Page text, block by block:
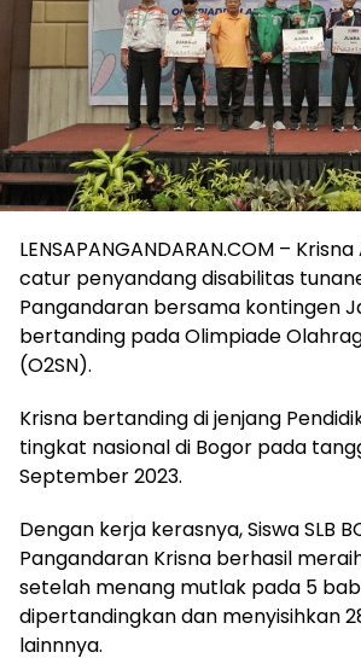
LENSAPANGANDARAN.COM –
catur penyandang disabilitas
Pangandaran bersama kontingen
bertanding pada Olimpiade
(O2SN).
Krisna bertanding di jenjang
tingkat nasional di Bogor pada
September 2023.
Dengan kerja kerasnya, Siswa SLB
Pangandaran Krisna berhasil
setelah menang mutlak pada 5
dipertandingkan dan menyisihkan
lainnnya.